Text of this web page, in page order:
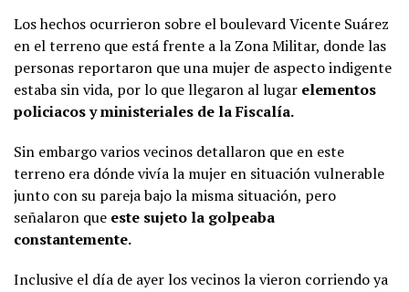
Los hechos ocurrieron sobre el boulevard Vicente Suárez
en el terreno que está frente a la Zona Militar, donde las
personas reportaron que una mujer de aspecto indigente
estaba sin vida, por lo que llegaron al lugar elementos
policiacos y ministeriales de la Fiscalía.
Sin embargo varios vecinos detallaron que en este
terreno era dónde vivía la mujer en situación vulnerable
junto con su pareja bajo la misma situación, pero
señalaron que este sujeto la golpeaba
constantemente.
Inclusive el día de ayer los vecinos la vieron corriendo ya